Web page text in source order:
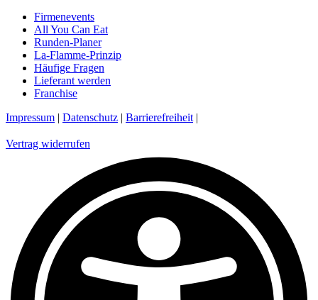
Firmenevents
All You Can Eat
Runden-Planer
La-Flamme-Prinzip
Häufige Fragen
Lieferant werden
Franchise
Impressum | Datenschutz | Barrierefreiheit |
Vertrag widerrufen